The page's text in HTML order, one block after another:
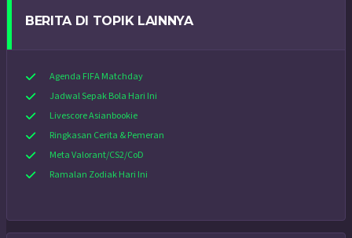
BERITA DI TOPIK LAINNYA
Agenda FIFA Matchday
Jadwal Sepak Bola Hari Ini
Livescore Asianbookie
Ringkasan Cerita & Pemeran
Meta Valorant/CS2/CoD
Ramalan Zodiak Hari Ini